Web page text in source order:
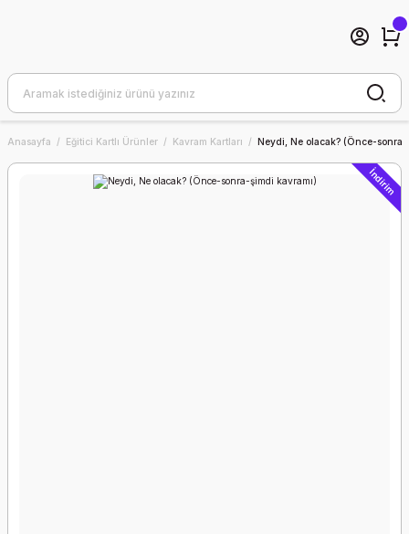
Anasayfa Eğitici Kartlı Ürünler Kavram Kartları Neydi, Ne olacak? (Önce-sonra-
İndirim